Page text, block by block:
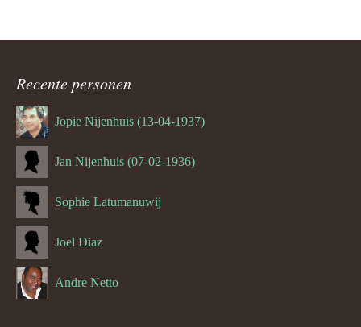
Recente personen
Jopie Nijenhuis (13-04-1937)
Jan Nijenhuis (07-02-1936)
Sophie Latumanuwij
Joel Diaz
Andre Netto